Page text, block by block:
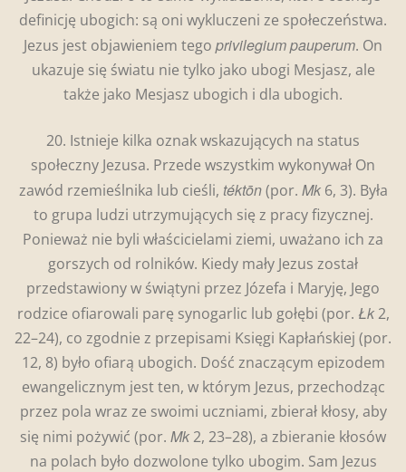
definicję ubogich: są oni wykluczeni ze społeczeństwa.
Jezus jest objawieniem tego privilegium pauperum. On
ukazuje się światu nie tylko jako ubogi Mesjasz, ale
także jako Mesjasz ubogich i dla ubogich.
20. Istnieje kilka oznak wskazujących na status
społeczny Jezusa. Przede wszystkim wykonywał On
zawód rzemieślnika lub cieśli, téktōn(por. Mk6, 3). Była
to grupa ludzi utrzymujących się z pracy fizycznej.
Ponieważ nie byli właścicielami ziemi, uważano ich za
gorszych od rolników. Kiedy mały Jezus został
przedstawiony w świątyni przez Józefa i Maryję, Jego
rodzice ofiarowali parę synogarlic lub gołębi (por. Łk2,
22–24), co zgodnie z przepisami Księgi Kapłańskiej (por.
12, 8) było ofiarą ubogich. Dość znaczącym epizodem
ewangelicznym jest ten, w którym Jezus, przechodząc
przez pola wraz ze swoimi uczniami, zbierał kłosy, aby
się nimi pożywić (por. Mk2, 23–28), a zbieranie kłosów
na polach było dozwolone tylko ubogim. Sam Jezus